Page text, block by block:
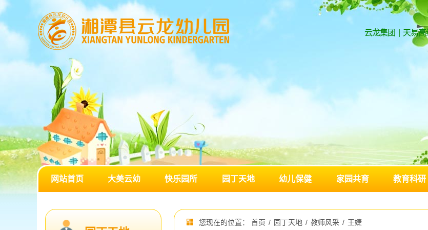
云龙集团 天易
网站首页 大美云幼 快乐园所 园丁天地 幼儿保健 家园共育 教育科研
您现在的位置： 首页 / 园丁天地 / 教师风采 / 王婕